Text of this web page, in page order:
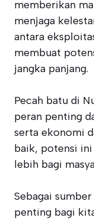
memberikan
menjaga
antara
membuat
jangka panjang.
Pecah batu di
peran penting
serta ekonomi
baik, potensi
lebih bagi
Sebagai
penting bagi